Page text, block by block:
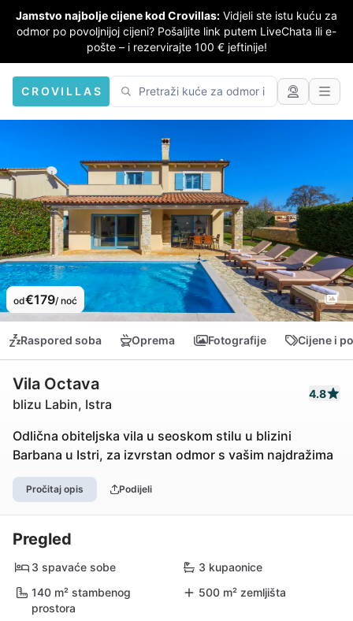
Jamstvo najbolje cijene kod Crovillas: Vidjeli ste istu kuću za
odmor po povoljnijoj cijeni? Pošaljite link putem LiveChata ili e-
pošte – i rezervirajte 100 € jeftinije!
CROVILLAS
od€179/ noć
Raspored soba Oprema Fotografije Cijene i
Vila Octava
blizu Labin, Istra
4.8
Odlična obiteljska vila u seoskom stilu u blizini
Barbana u Istri, za izvrstan odmor s vašim najdražima
Pročitaj opis Podijeli
Pregled
3 spavaće sobe
3 kupaonice
140 m² stambenog
prostora
500 m² zemljišta